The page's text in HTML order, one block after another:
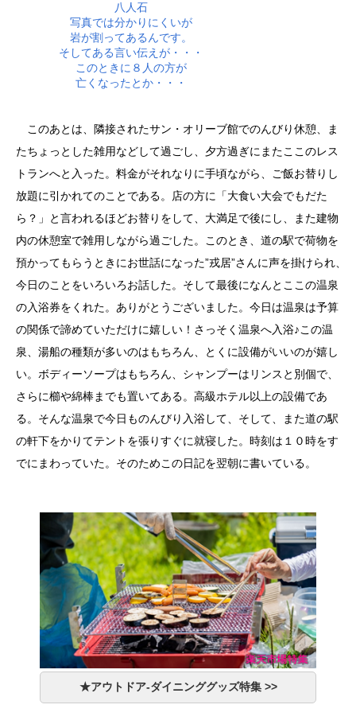
八人石
写真では分かりにくいが
岩が割ってあるんです。
そしてある言い伝えが・・・
このときに８人の方が
亡くなったとか・・・
このあとは、隣接されたサン・オリーブ館でのんびり休憩、ま
たちょっとした雑用などして過ごし、夕方過ぎにまたここのレス
トランへと入った。料金がそれなりに手頃ながら、ご飯お替りし
放題に引かれてのことである。店の方に「大食い大会でもだた
ら？」と言われるほどお替りをして、大満足で後にし、また建物
内の休憩室で雑用しながら過ごした。このとき、道の駅で荷物を
預かってもらうときにお世話になった”戎居”さんに声を掛けられ、
今日のことをいろいろお話した。そして最後になんとここの温泉
の入浴券をくれた。ありがとうございました。今日は温泉は予算
の関係で諦めていただけに嬉しい！さっそく温泉へ入浴♪この温
泉、湯船の種類が多いのはもちろん、とくに設備がいいのが嬉し
い。ボディーソープはもちろん、シャンプーはリンスと別個で、
さらに櫛や綿棒までも置いてある。高級ホテル以上の設備であ
る。そんな温泉で今日ものんびり入浴して、そして、また道の駅
の軒下をかりてテントを張りすぐに就寝した。時刻は１０時をす
でにまわっていた。そのためこの日記を翌朝に書いている。
★アウトドア-ダイニンググッズ特集 >>